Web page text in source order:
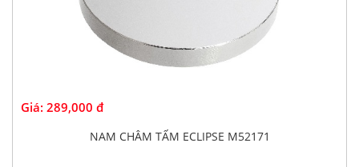
Giá: 289,000 đ
NAM CHÂM TẤM ECLIPSE M52171